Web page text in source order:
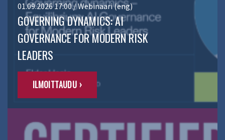
01.09.2026 17:00 / Webinaari (eng)
GOVERNING DYNAMICS: AI
GOVERNANCE FOR MODERN RISK
LEADERS
ILMOITTAUDU ›